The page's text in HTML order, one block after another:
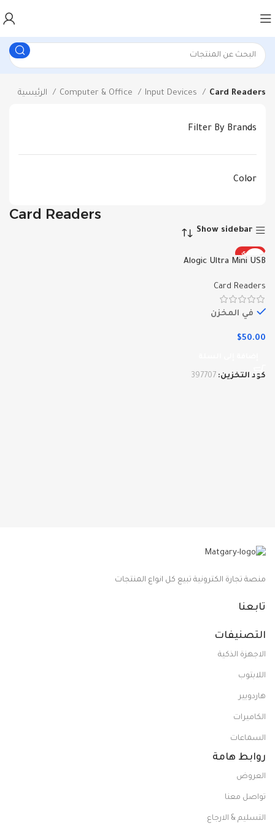
Computer & Office Input Devices Card Readers
Filter By Brands
Color
Card Readers
Show sidebar
حصري
Alogic Ultra Mini USB
Card Readers
في المخزن
$50.00
كود التخزين: 397707
منصة تجارة الكترونية تبيع كل انواع المنتجات
تابعنا
التصنيفات
الاجهزة الذكية
اللابتوب
هاردويير
الكاميرات
السماعات
روابط هامة
العروض
تواصل معنا
التسليم & الارجاع